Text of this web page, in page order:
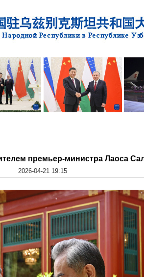
премьер-министра Лаоса
2026-04-21 19:15